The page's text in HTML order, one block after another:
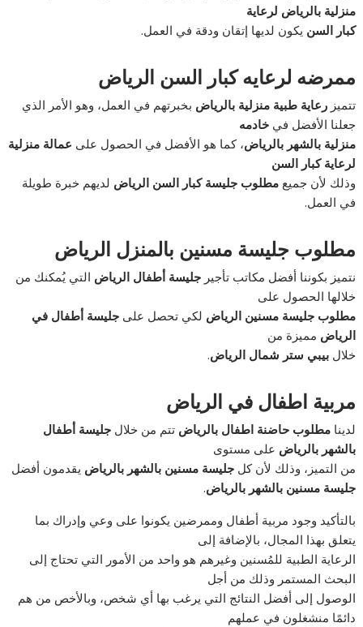
منزلية بالرياض لرعاية
كبار السن يكون لديها إتقان ودقة في العمل.
ممرضه لرعايه كبار السن الرياض
تتميزرعاية طبية منزلية بالرياض بخبرتهم في العمل، وهو الأمر الذي
جعلنا الأفضل فيخادمه
منزلية بالشهر بالرياض، كما هو الأفضل في الحصول على عمالة منزلية
لرعاية كبار السن
وذلك لأن جميعمطلوب جليسة كبار السن الرياض لديهم خبرة طويلة
في العمل.
مطلوب جليسة مسنين بالمنزل الرياض
نتميز بكوننا أفضل مكاتب تأجيرجليسة أطفال الرياض التي يُمكنك من
خلالها الحصول على
مطلوب جليسة مسنين الرياض لكي تحصل علىجليسة أطفال في
الرياض مميزة من
خلالبيبي ستر شمال الرياض.
مربية اطفال في الرياض
لدينامطلوب حاضنة اطفال بالرياض تتم من خلالجليسة أطفال
بالشهر بالرياض على مستوى
من التميز، وذلك لأن كلجليسة مسنين بالشهر بالرياض يقدمون أفضل
جليسة مسنين بالشهر بالرياض.
بالتأكيد وجود مربية أطفال وممرضين يكونوا على وعي وإدراك بما
يتعلق بهذا المجال، بالإضافة إلى
الرعاية الطبية للمُسنين وغيرهم هو واحد من الأمور التي تحتاج إلى
البحث المستمر وذلك من أجل
الوصول إلى أفضل النتائج التي يرغب بها أي شخص، وبالأخص من هم
دائمًا منشغلون في عملهم